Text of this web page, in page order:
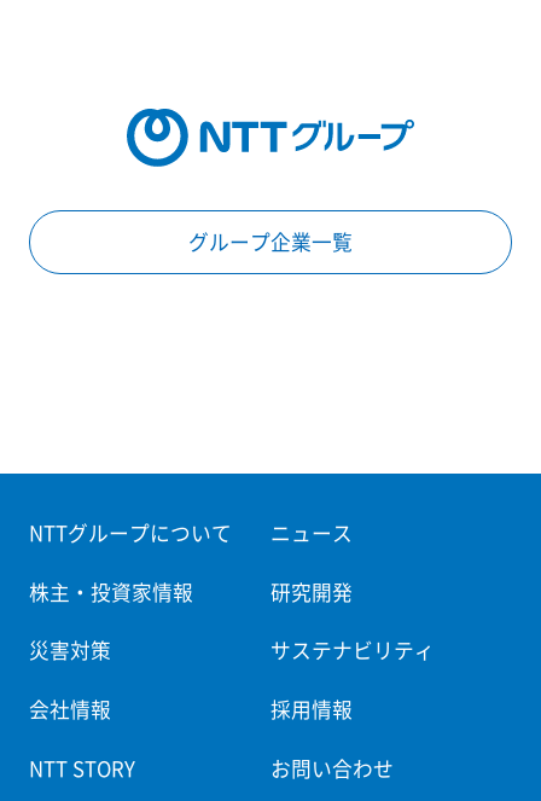
グループ企業一覧
NTTグループについて ニュース
株主・投資家情報 研究開発
災害対策 サステナビリティ
会社情報 採用情報
NTT STORY お問い合わせ